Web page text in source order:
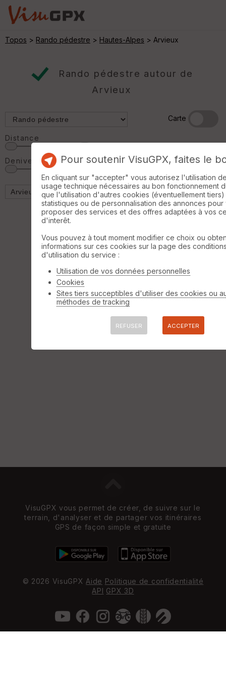
Topos > Rando pédestre > Hautes-Alpes > Arvieux
Rando pédestre autour de
Arvieux
Carte
Distance
Denivelé
VisuGPX vous permet de créer, de suivre sur le
terrain, d'analyser et de partager vos itinéraires
GPS de façon simple et gratuite
© 2026 VisuGPX Aide Politique de confidentialité
API GPX 3D
Pour soutenir VisuGPX, faites le
En cliquant sur "accepter" vous autorisez l'utilisation
usage technique nécessaires au bon fonctionnement
que l'utilisation d'autres cookies (éventuellement
statistiques ou de personnalisation des annonces pour
proposer des services et des offres adaptées à vos
d'interêt.
Vous pouvez à tout moment modifier ce choix ou
informations sur ces cookies sur la page des
d'utilisation du service :
Utilisation de vos données personnelles
Cookies
Sites tiers succeptibles d'utiliser des cookies ou
méthodes de tracking
REFUSER ACCEPTER